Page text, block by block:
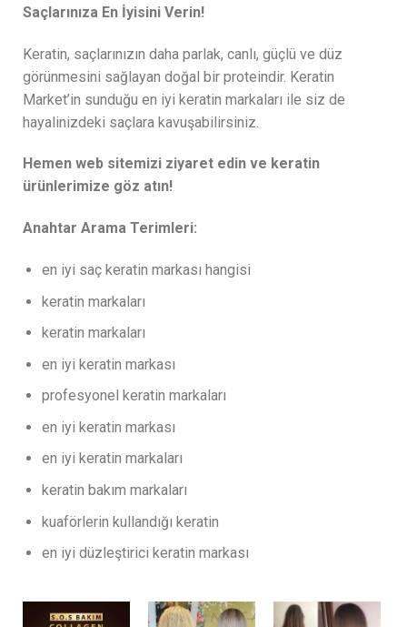
Saçlarınıza En İyisini Verin!
Keratin, saçlarınızın daha parlak, canlı, güçlü ve düz
görünmesini sağlayan doğal bir proteindir. Keratin
Market’in sunduğu en iyi keratin markaları ile siz de
hayalinizdeki saçlara kavuşabilirsiniz.
Hemen web sitemizi ziyaret edin ve keratin
ürünlerimize göz atın!
Anahtar Arama Terimleri:
en iyi saç keratin markası hangisi
keratin markaları
keratin markaları
en iyi keratin markası
profesyonel keratin markaları
en iyi keratin markası
en iyi keratin markaları
keratin bakım markaları
kuaförlerin kullandığı keratin
en iyi düzleştirici keratin markası